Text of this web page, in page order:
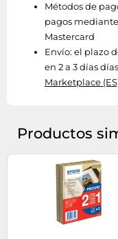
Métodos de
pagos
Mastercard
Envío: el plazo
en 2 a 3 días
Marketplace
Productos